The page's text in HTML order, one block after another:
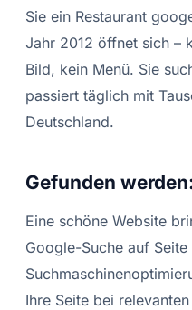
Sie ein Restaurant
Jahr 2012 öffnet sich –
Bild, kein Menü. Sie
passiert täglich mit
Deutschland.
Gefunden
Eine schöne Website
Google-Suche auf
Ihre Seite bei